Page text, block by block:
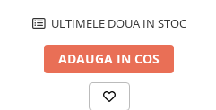
ULTIMELE DOUA IN STOC
ADAUGA IN COS